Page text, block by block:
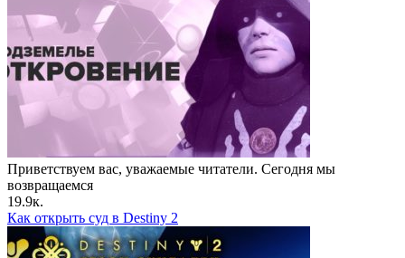
Приветствуем вас, уважаемые читатели. Сегодня мы
возвращаемся
19.9к.
Как открыть суд в Destiny 2